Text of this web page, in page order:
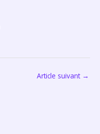
Article suivant →